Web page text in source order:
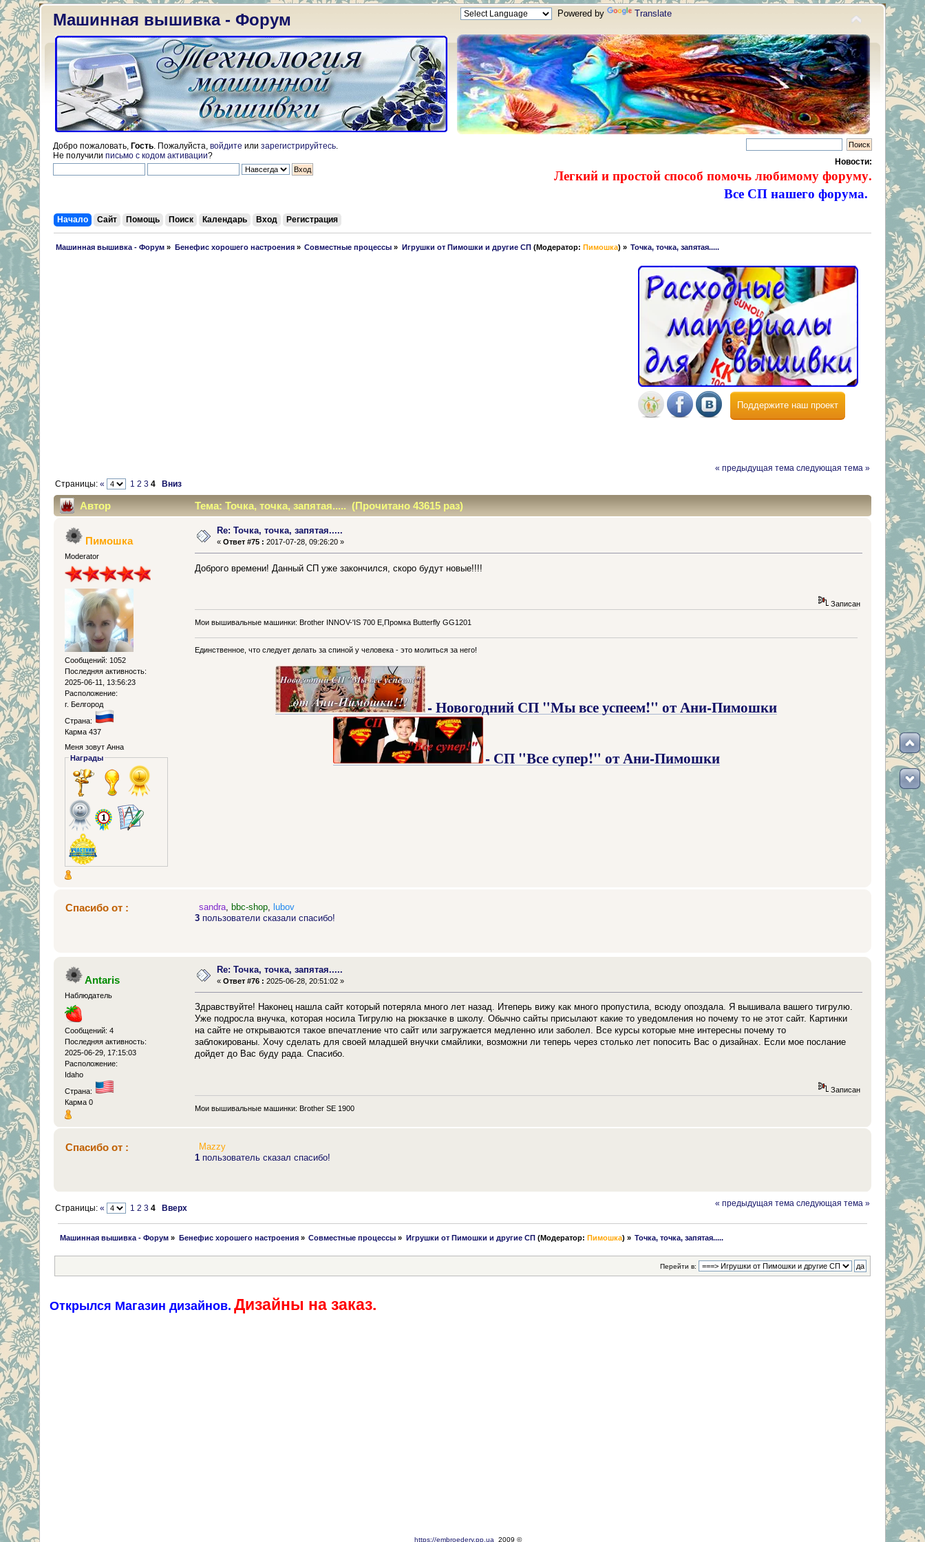
Машинная вышивка - Форум Powered by Translate
Добро пожаловать, Гость . Пожалуйста, войдите или зарегистрируйтесь
Не получили письмо с кодом активации?
Новости:
Легкий и простой способ помочь любимому форуму.
Все СП нашего форума.
Начало Сайт Помощь Поиск Календарь Вход Регистрация
Машинная вышивка - Форум » Бенефис хорошего настроения» Совместные процессы » Игрушки от Пимошки и другие СП(Модератор: Пимошка) » Точка, точка, запятая.....
Поддержите наш проект
« предыдущая тема следующая тема »
Страницы:« 1 2 3 4 Вниз
Автор Тема: Точка, точка, запятая..... (Прочитано 43615 раз)
Пимошка
Moderator
Сообщений: 1052
Последняя активность:
2025-06-11, 13:56:23
Расположение:
г. Белгород
Страна:
Карма 437
Меня зовут Анна
Награды
Re: Точка, точка, запятая.....
«Ответ #75 : 2017-07-28, 09:26:20 »
Доброго времени! Данный СП уже закончился, скоро будут новые!!!!
Записан
Мои вышивальные машинки: Brother INNOV-'IS 700 Е,Промка Butterfly GG1201
Единственное, что следует делать за спиной у человека - это молиться за него!
- Новогодний СП "Мы все успеем!" от Ани-Пимошки
- СП "Все супер!" от Ани-Пимошки
Спасибо от : sandra, bbc-shop, lubov
3пользователи сказали спасибо!
Antaris
Наблюдатель
Сообщений: 4
Последняя активность:
2025-06-29, 17:15:03
Расположение:
Idaho
Страна:
Карма 0
Re: Точка, точка, запятая.....
«Ответ #76 : 2025-06-28, 20:51:02 »
Здравствуйте! Наконец нашла сайт который потеряла много лет назад. Итеперь вижу как много пропустила, всюду опоздала. Я вышивала вашего тигрулю.
Уже подросла внучка, которая носила Тигрулю на рюкзачке в школу. Обычно сайты присылают какие то уведомления но почему то не этот сайт. Картинки
на сайте не открываются такое впечатление что сайт или загружается медленно или заболел. Все курсы которые мне интересны почему то
заблокированы. Хочу сделать для своей младшей внучки смайлики, возможни ли теперь через столько лет попосить Вас о дизайнах. Если мое послание
дойдет до Вас буду рада. Спасибо.
Записан
Мои вышивальные машинки: Brother SE 1900
Спасибо от :
Mazzy
1пользователь сказал спасибо!
Страницы:« 1 2 3 4 Вверх
« предыдущая тема следующая тема »
Машинная вышивка - Форум » Бенефис хорошего настроения» Совместные процессы » Игрушки от Пимошки и другие СП(Модератор: Пимошка) » Точка, точка, запятая.....
Перейти в:
Открылся Магазин дизайнов. Дизайны на заказ.
https://embroedery.pp.ua 2009 ©